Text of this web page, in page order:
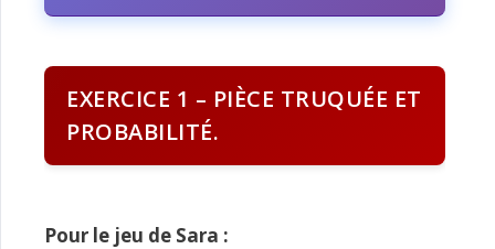
EXERCICE 1 – PIÈCE TRUQUÉE ET
PROBABILITÉ.
Pour le jeu de Sara :